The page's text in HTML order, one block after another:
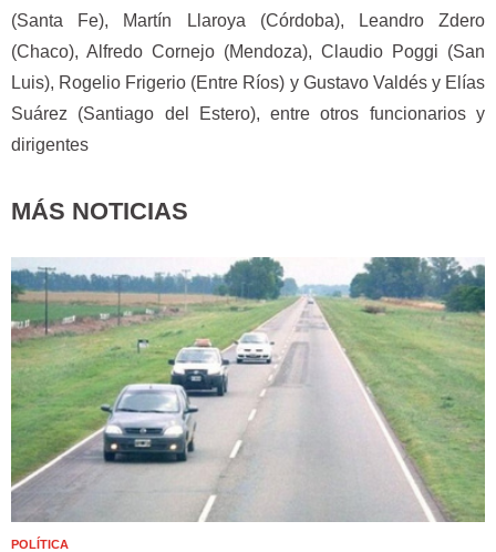
(Santa Fe), Martín Llaroya (Córdoba), Leandro Zdero
(Chaco), Alfredo Cornejo (Mendoza), Claudio Poggi (San
Luis), Rogelio Frigerio (Entre Ríos) y Gustavo Valdés y Elías
Suárez (Santiago del Estero), entre otros funcionarios y
dirigentes
MÁS NOTICIAS
POLÍTICA